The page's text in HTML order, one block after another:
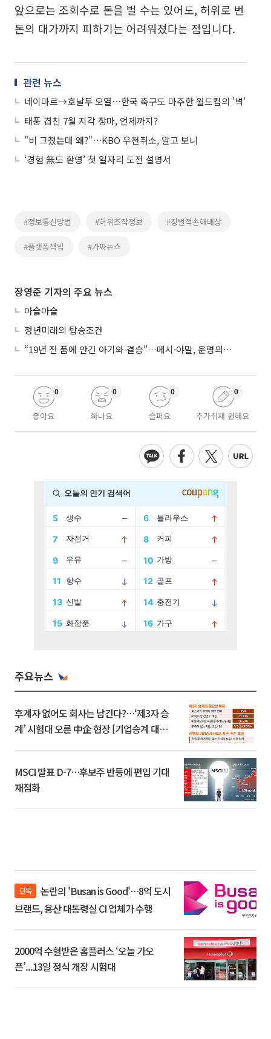
앞으로는 조회수로 돈을 벌 수는 있어도, 허위로 번
돈의 대가까지 피하기는 어려워졌다는 점입니다.
관련 뉴스
네이마르→호날두 오열⋯한국 축구도 마주한 월드컵의 '벽'
태풍 겹친 7월 지각 장마, 언제까지?
"비 그쳤는데 왜?"⋯KBO 우천취소, 알고 보니
‘경험 無도 환영’ 첫 일자리 도전 설명서
#정보통신망법 #허위조작정보 #징벌적손해배상
#플랫폼책임 #가짜뉴스
장영준 기자의 주요 뉴스
아슬아슬
청년미래의 탑승조건
“19년 전 품에 안긴 아기와 결승”…메시·야말, 운명의 왕좌 대결
좋아요
0
화나요
0
슬퍼요
0
추가취재 원해요
0
주요뉴스
후계자 없어도 회사는 남긴다?…‘제3자 승
계’ 시험대 오른 中企 현장 [기업승계 대전
MSCI 발표 D-7…후보주 반등에 편입 기대
재점화
단독
브랜드, 용산 대통령실 CI 업체가 수행
2000억 수혈받은 홈플러스 ‘오늘 가오
픈’...13일 정식 개장 시험대